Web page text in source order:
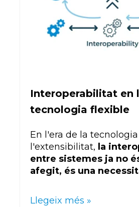
Interoperabilitat en
tecnologia flexible
En l'era de la
l'extensibilitat, la
entre sistemes ja no
afegit, és una
Llegeix més »